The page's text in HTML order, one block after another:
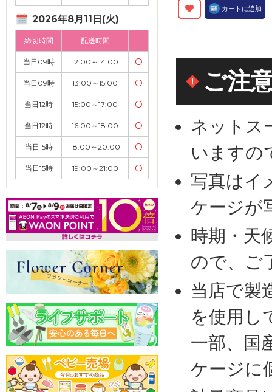
2026年8月11日(火)
締切時間 配送時間
当日09時 12:00～14:00 〇
当日09時 13:00～15:00 〇
当日12時 15:00～17:00 〇
当日12時 16:00～18:00 〇
当日15時 18:00～20:00 〇
当日15時 19:00～21:00 〇
カートに追加
ご注
ネットス
いますの
写真はイ
ケージが
時期・天
ので、ご
当店で製
を使用し
一部、国
ケージに